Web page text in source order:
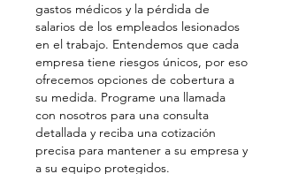
gastos médicos y la pérdida de
salarios de los empleados lesionados
en el trabajo. Entendemos que cada
empresa tiene riesgos únicos, por eso
ofrecemos opciones de cobertura a
su medida. Programe una llamada
con nosotros para una consulta
detallada y reciba una cotización
precisa para mantener a su empresa y
a su equipo protegidos.